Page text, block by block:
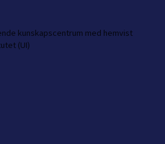
kunskapscentrum med hemvist
(UI)